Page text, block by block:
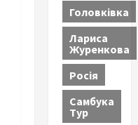
Головківка
Лариса
Журенкова
Росія
Самбука
Тур